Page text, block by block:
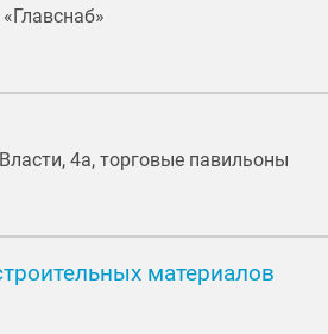
4а, торговые павильоны
материалов